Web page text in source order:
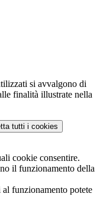
si avvalgono di
finalità illustrate nella
tutti i cookies
cookie consentire.
il funzionamento della
al funzionamento potete